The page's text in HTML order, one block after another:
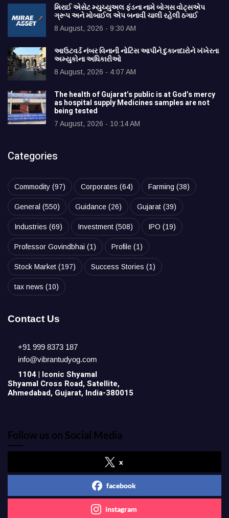
મિરાઈ એસેટ મ્યુચ્યુઅલ ફંડના નામે બોગસ વોટ્સએપ
ગ્રૂપ અને મોબાઈલ એપ બનાવી ચાલી રહેલી ઠગાઈ
8 August, 2026 - 9:30 AM
આઉટવર્ડ નંબર વિનાની નોટિસ આપીને દુકાનદારોને ખંખેરતા
અમ્યુકોના અધિકારીઓ
8 August, 2026 - 4:07 AM
The health of Gujarat’s public is at God’s mercy
as hospital supply Medicines samples are not
being tested
7 August, 2026 - 10:14 AM
Categories
Commodity (97) Corporates (64) Farming (38)
General (550) Guidance (26) Gujarat (39)
Industries (69) Investment (508) IPO (19)
Professor Govindbhai (1) Profile (1)
Stock Market (197) Success Stories (1)
tax news (10)
Contact Us
+91 999 8373 187
info@vibrantudyog.com
1104 | Iconic Shyamal
Shyamal Cross Road, Satellite,
Ahmedabad, Gujarat, India-380015
Follow us on Social Media
x
facebook
instagram